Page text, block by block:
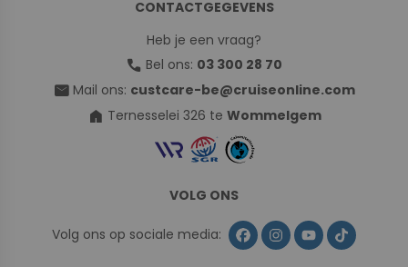
CONTACTGEGEVENS
Heb je een vraag?
call Bel ons: 03 300 28 70
mail Mail ons: custcare-be@cruiseonline.com
home Ternesselei 326 te Wommelgem
VOLG ONS
Volg ons op sociale media: